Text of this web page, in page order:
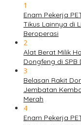
1
Enam Pekerja
Tikus Lainnya di
Beroperasi
2
Alat Berat Milik
Dongfeng di
3
Belasan Rakit
Jembatan
Merah
4
Enam Pekerja